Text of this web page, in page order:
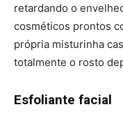
retardando o
cosméticos prontos
própria misturinha
totalmente o rosto
Esfoliante facial